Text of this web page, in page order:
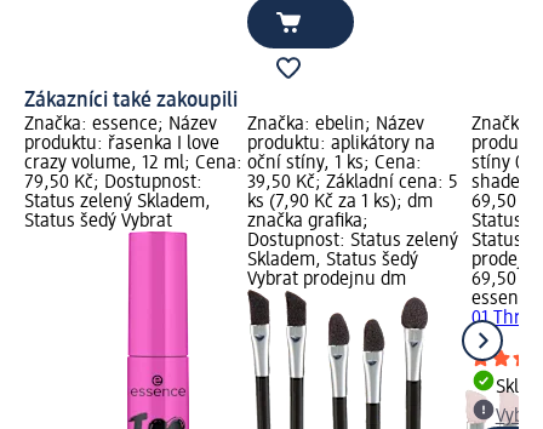
Zákazníci také zakoupili
Značka: essence; Název
produktu: řasenka I love
crazy volume, 12 ml; Cena:
79,50 Kč; Dostupnost:
Status zelený Skladem,
Status šedý Vybrat
Značka: ebelin; Název
produktu: aplikátory na
oční stíny, 1 ks; Cena:
39,50 Kč; Základní cena: 5
ks (7,90 Kč za 1 ks); dm
značka grafika;
Dostupnost: Status zelený
Skladem, Status šedý
Vybrat prodejnu dm
Značka:
stíny 01
shade,
69,50
Status
Status
69,50 Kč
essence
01
1 ks